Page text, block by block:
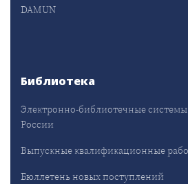
DAMUN
Библиотека
Электронно-библиотечные
России
Выпускные квалификационные
Бюллетень новых поступлений